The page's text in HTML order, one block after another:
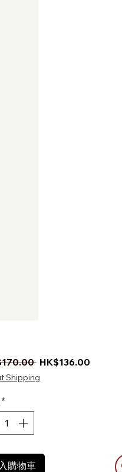
一般價格
HK$136.00促銷價格
Shipping
*
購物車